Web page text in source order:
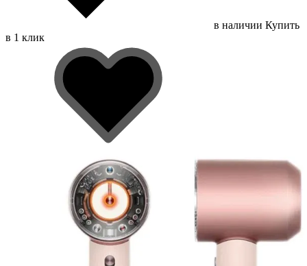
в наличии Купить
в 1 клик